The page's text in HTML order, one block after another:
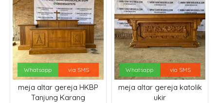
Whatsapp via SMS
meja altar gereja HKBP
Tanjung Karang
Whatsapp via SMS
meja altar gereja katolik
ukir